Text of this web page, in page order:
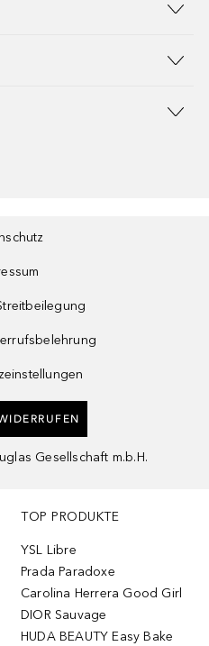
Gesellschaft m.b.H.
TOP PRODUKTE
YSL Libre
Prada Paradoxe
Carolina Herrera Good Girl
DIOR Sauvage
HUDA BEAUTY Easy Bake